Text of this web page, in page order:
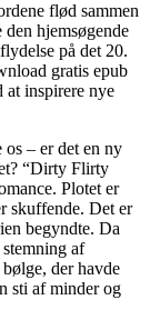
flød sammen
den hjemsøgende
på det 20.
gratis epub
at inspirere nye
– er det en ny
“Dirty Flirty
Plotet er
skuffende. Det er
begyndte. Da
af
der havde
sti af minder og